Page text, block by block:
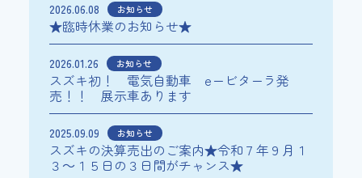
2026.06.08 お知らせ
★臨時休業のお知らせ★
2026.01.26 お知らせ
スズキ初！ 電気自動車 eービターラ発
売！！ 展示車あります
2025.09.09 お知らせ
スズキの決算売出のご案内★令和７年９月１
３～１５日の３日間がチャンス★